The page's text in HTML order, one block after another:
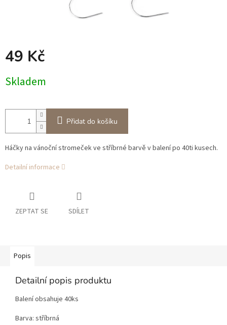
49 Kč
cena:
Skladem
Přidat do košíku
Háčky na vánoční stromeček ve stříbrné barvě v balení po 40ti kusech.
Detailní informace
ZEPTAT SE SDÍLET
Popis
Detailní popis produktu
Balení obsahuje 40ks
Barva: stříbrná